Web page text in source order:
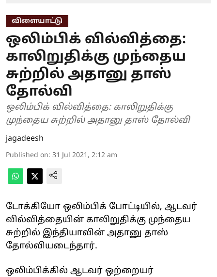
விளையாட்டு
ஒலிம்பிக் வில்வித்தை:
காலிறுதிக்கு முந்தைய
சுற்றில் அதானு தாஸ்
தோல்வி
ஒலிம்பிக் வில்வித்தை: காலிறுதிக்கு
முந்தைய சுற்றில் அதானு தாஸ் தோல்வி
jagadeesh
Published on: 31 Jul 2021, 2:12 am
டோக்கியோ ஒலிம்பிக் போட்டியில், ஆடவர்
வில்வித்தையின் காலிறுதிக்கு முந்தைய
சுற்றில் இந்தியாவின் அதானு தாஸ்
தோல்வியடைந்தார்.
ஒலிம்பிக்கில் ஆடவர் ஒற்றையர்